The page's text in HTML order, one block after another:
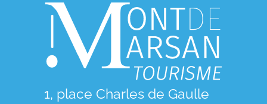
1, place Charles de Gaulle